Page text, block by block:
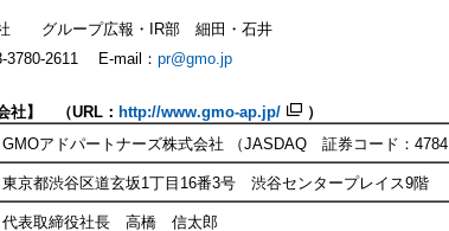
社 グループ広報・IR部 細田・石井
3780-2611 E-mail： pr@gmo.jp
社】 （URL ： http://www.gmo-ap.jp/
）
GMOアドパートナーズ株式会社 （JASDAQ 証券コード： 4784
東京都渋谷区道玄坂1丁目 16番3号 渋谷センタープレイス9階
代表取締役社長 高橋 信太郎